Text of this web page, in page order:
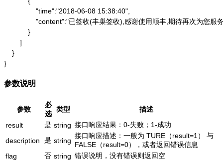
                "time":"2018-06-08 15:38:40",
"content":"已签收(丰巢签收),感谢使用顺丰,期待再次为您服
            }
        ]
    }
}
参数说明
参数
必
选
类型
描述
result
是 string 接口响应结果：0-失败；1-成功
description
是 string
接口响应描述：一般为 TURE（result=1） 与
FALSE（result=0），或者返回错误信息
flag
否 string 错误说明，没有错误则返回空